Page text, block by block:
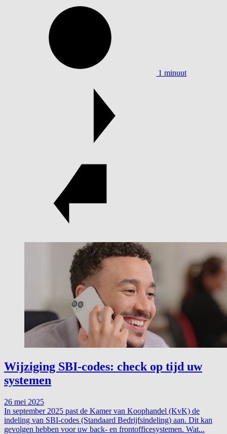
1 minuut
Wijziging SBI-codes: check op tijd uw
systemen
26 mei 2025
In september 2025 past de Kamer van Koophandel (KvK) de
indeling van SBI-codes (Standaard Bedrijfsindeling) aan. Dit kan
gevolgen hebben voor uw back- en frontofficesystemen. Wat...